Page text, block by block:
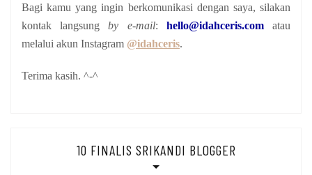
Bagi kamu yang ingin berkomunikasi dengan saya, silakan
kontak langsungby e-mail: hello@idahceris.com
atau
melalui akun Instagram @idahceris.
Terima kasih. ^-^
10 FINALIS SRIKANDI BLOGGER